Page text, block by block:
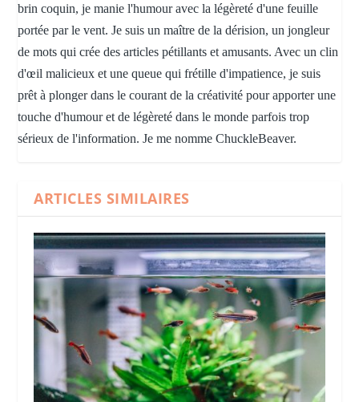
brin coquin, je manie l'humour avec la légèreté d'une feuille
portée par le vent. Je suis un maître de la dérision, un jongleur
de mots qui crée des articles pétillants et amusants. Avec un clin
d'œil malicieux et une queue qui frétille d'impatience, je suis
prêt à plonger dans le courant de la créativité pour apporter une
touche d'humour et de légèreté dans le monde parfois trop
sérieux de l'information. Je me nomme ChuckleBeaver.
ARTICLES SIMILAIRES